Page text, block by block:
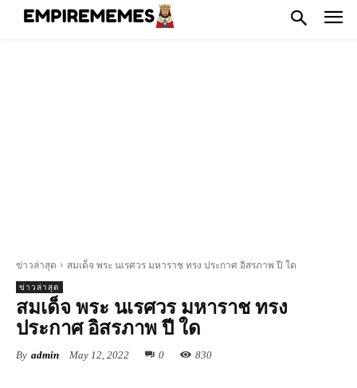
ข่าวล่าสุด สมเด็จ พระ นเรศวร มหาราช ทรง ประกาศ อิสรภาพ ปี ใด
ข่าวล่าสุด
สมเด็จ พระ นเรศวร มหาราช ทรง
ประกาศ อิสรภาพ ปี ใด
By admin May 12, 2022 0 830